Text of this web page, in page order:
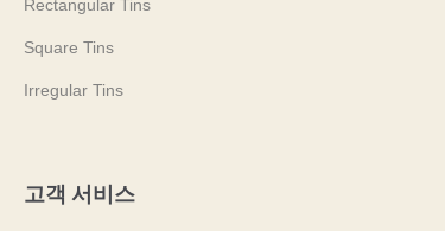
Rectangular Tins
Square Tins
Irregular Tins
고객 서비스